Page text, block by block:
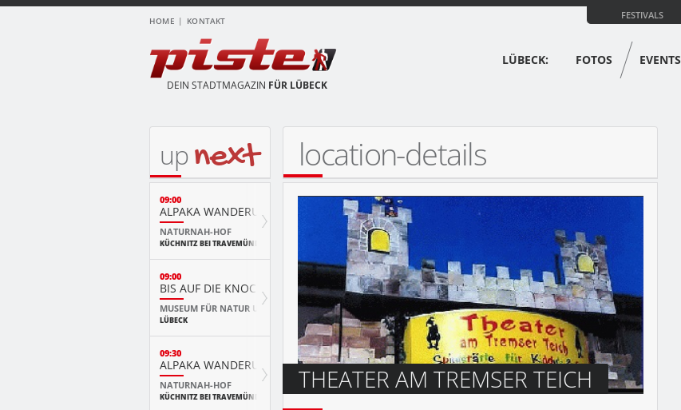
HOME KONTAKT FESTIVALS
DEIN STADTMAGAZIN FÜR LÜBECK
LÜBECK: FOTOS EVENTS
location-details
THEATER AM TREMSER TEICH
upnext
09:00
ALPAKA WANDERUNG
NATURNAH-HOF
KÜCHNITZ BEI TRAVEMÜNDE
09:00
BIS AUF DIE KNOCHEN
MUSEUM FÜR NATUR UND UMWELT
LÜBECK
09:30
ALPAKA WANDERUNGEN AM DUMMERSDORFER UFER
NATURNAH-HOF
KÜCHNITZ BEI TRAVEMÜNDE